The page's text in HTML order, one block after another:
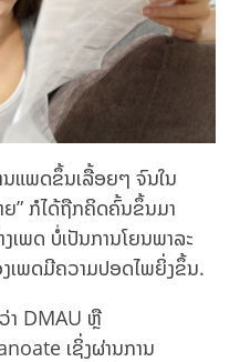
ແພດຂຶ້ນເລື້ອຍ​ໆ ຈົນໃນ
ຍ” ກໍໄດ້ຖືກຄິດຄົ້ນຂຶ້ນມາ
ເພດ ບໍ່ເປັນການໂຍນພາລະ
ງເພດມີຄວາມປອດໄພຍິ່ງຂຶ້ນ.
າ DMAU ຫຼື
ເຊິ່ງຜ່ານການ